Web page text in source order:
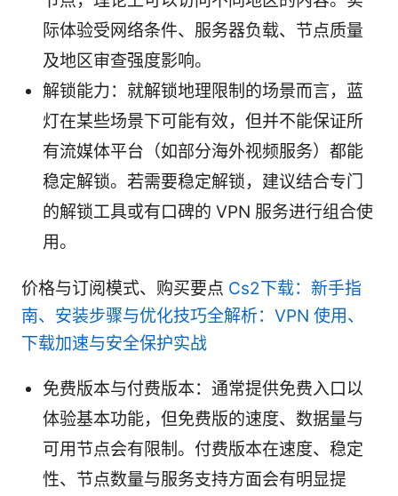
际体验受网络条件、服务器负载、节点质量
及地区审查强度影响。
解锁能力：就解锁地理限制的场景而言，蓝
灯在某些场景下可能有效，但并不能保证所
有流媒体平台（如部分海外视频服务）都能
稳定解锁。若需要稳定解锁，建议结合专门
的解锁工具或有口碑的 VPN 服务进行组合使
用。
价格与订阅模式、购买要点 Cs2下载：新手指
南、安装步骤与优化技巧全解析：VPN 使用、
下载加速与安全保护实战
免费版本与付费版本：通常提供免费入口以
体验基本功能，但免费版的速度、数据量与
可用节点会有限制。付费版本在速度、稳定
性、节点数量与服务支持方面会有明显提